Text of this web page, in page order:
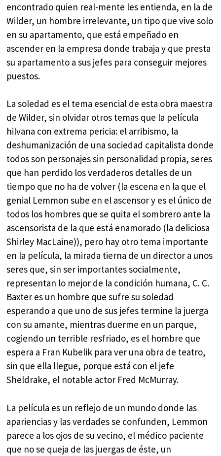
encontrado quien real-mente les entienda, en la de
Wilder, un hombre irrelevante, un tipo que vive solo
en su apartamento, que está empeñado en
ascender en la empresa donde trabaja y que presta
su apartamento a sus jefes para conseguir mejores
puestos.
La soledad es el tema esencial de esta obra maestra
de Wilder, sin olvidar otros temas que la película
hilvana con extrema pericia: el arribismo, la
deshumanización de una sociedad capitalista donde
todos son personajes sin personalidad propia, seres
que han perdido los verdaderos detalles de un
tiempo que no ha de volver (la escena en la que el
genial Lemmon sube en el ascensor y es el único de
todos los hombres que se quita el sombrero ante la
ascensorista de la que está enamorado (la deliciosa
Shirley MacLaine)), pero hay otro tema importante
en la película, la mirada tierna de un director a unos
seres que, sin ser importantes socialmente,
representan lo mejor de la condición humana, C. C.
Baxter es un hombre que sufre su soledad
esperando a que uno de sus jefes termine la juerga
con su amante, mientras duerme en un parque,
cogiendo un terrible resfriado, es el hombre que
espera a Fran Kubelik para ver una obra de teatro,
sin que ella llegue, porque está con el jefe
Sheldrake, el notable actor Fred McMurray.
La película es un reflejo de un mundo donde las
apariencias y las verdades se confunden, Lemmon
parece a los ojos de su vecino, el médico paciente
que no se queja de las juergas de éste, un